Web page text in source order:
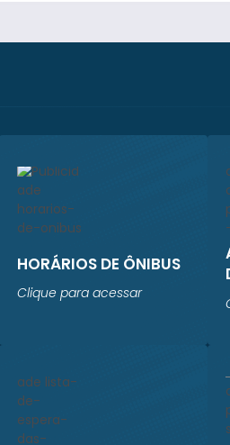
violado. A
HORÁRIOS DE ÔNIBUS
Clique para acessar